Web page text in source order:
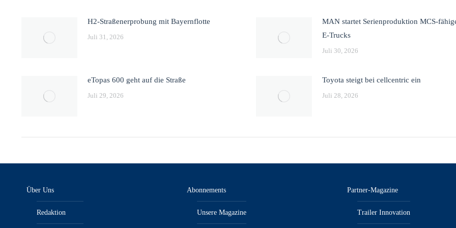
H2-Straßenerprobung mit Bayernflotte
Juli 31, 2026
MAN startet Serienproduktion MCS-
E-Trucks
Juli 30, 2026
eTopas 600 geht auf die Straße
Juli 29, 2026
Toyota steigt bei cellcentric ein
Juli 28, 2026
Über Uns
Redaktion
Abonnements
Unsere Magazine
Partner-Magazine
Trailer Innovation